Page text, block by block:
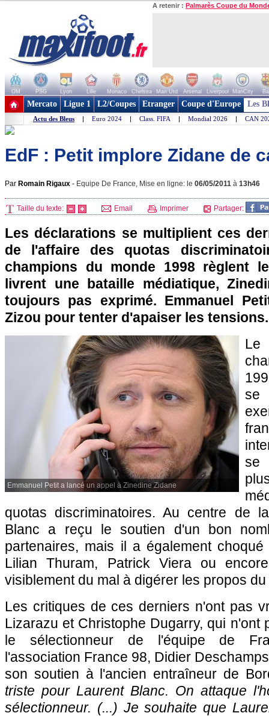
A retenir : Palmarès Coupe du
OM PSG Lyon Lille Monaco Chelsea Man Utd Arsenal Liverpool ManCity
+ de clubs
Mercato Ligue 1 L2/Coupes Etranger Coupe d'Europe Les
Actu des Bleus | Euro 2024 | Class. FIFA | Mondial 2026 | CAN
EdF : Petit implore Zidane de
Par Romain Rigaux - Equipe De France, Mise en ligne: le 06/05/2011 à 13h46
Taille du texte: Email Imprimer Partager:
Les déclarations se multiplient ces
de l'affaire des quotas
champions du monde 1998 règlent
livrent une bataille médiatique,
toujours pas exprimé. Emmanuel
Zizou pour tenter d'apaiser les tensions.
Emmanuel Petit a lancé un appel à Zinedine Zidane
se
se
quotas discriminatoires. Au centre de
Blanc a reçu le soutien d'un bon
partenaires, mais il a également
Lilian Thuram, Patrick Viera ou
visiblement du mal à digérer les propos
Les critiques de ces derniers n'ont pas
Lizarazu et Christophe Dugarry, qui n'ont
le sélectionneur de l'équipe de
l'association France 98, Didier
son soutien à l'ancien entraîneur de
triste pour Laurent Blanc. On attaque
sélectionneur. (...) Je souhaite que